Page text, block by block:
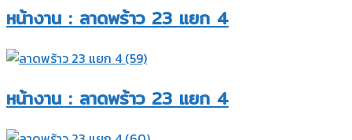
หน้างาน : ลาดพร้าว 23 แยก 4​
หน้างาน : ลาดพร้าว 23 แยก 4​